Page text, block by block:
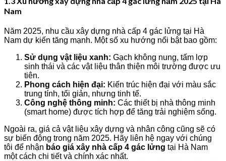
Nam
Năm 2025, nhu cầu xây dựng nhà cấp 4 gác lửng tại Hà
Nam dự kiến tăng mạnh. Một số xu hướng nổi bật bao gồm:
Sử dụng vật liệu xanh: Gạch không nung, tấm lợp
sinh thái và các vật liệu thân thiện môi trường được ưu
tiên.
Phong cách hiện đại: Kiến trúc hiện đại với màu sắc
trung tính, tối giản, nhưng tinh tế.
Công nghệ thông minh: Các thiết bị nhà thông minh
(smart home) được tích hợp để tăng trải nghiệm sống.
Ngoài ra, giá cả vật liệu xây dựng và nhân công cũng sẽ có
sự biến động trong năm 2025. Hãy liên hệ ngay với chúng
tôi để nhận báo giá xây nhà cấp 4 gác lửng tại Hà Nam
một cách chi tiết và chính xác nhất.